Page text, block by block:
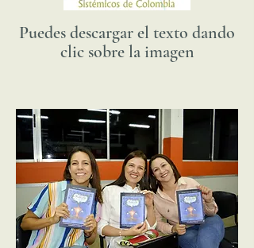
Puedes descargar el texto dando
clic sobre la imagen